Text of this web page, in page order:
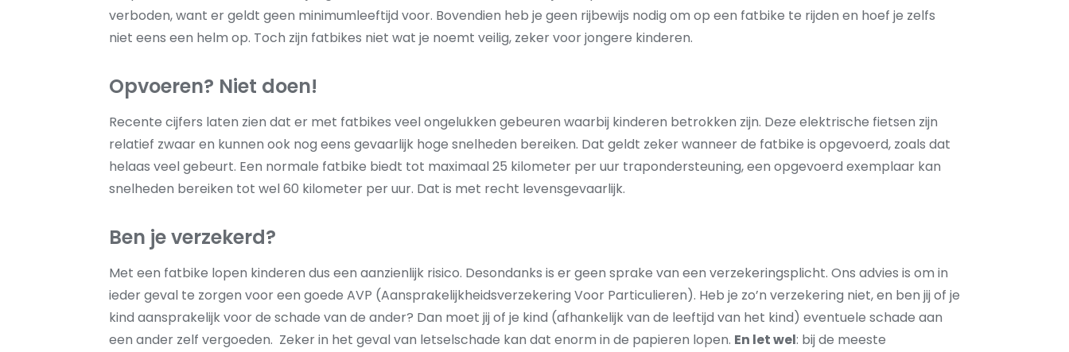
verboden, want er geldt geen minimumleeftijd voor. Bovendien heb je geen rijbewijs nodig om op een fatbike te rijden en hoef je zelfs
niet eens een helm op. Toch zijn fatbikes niet wat je noemt veilig, zeker voor jongere kinderen.
Opvoeren? Niet doen!
Recente cijfers laten zien dat er met fatbikes veel ongelukken gebeuren waarbij kinderen betrokken zijn. Deze elektrische fietsen zijn
relatief zwaar en kunnen ook nog eens gevaarlijk hoge snelheden bereiken. Dat geldt zeker wanneer de fatbike is opgevoerd, zoals dat
helaas veel gebeurt. Een normale fatbike biedt tot maximaal 25 kilometer per uur trapondersteuning, een opgevoerd exemplaar kan
snelheden bereiken tot wel 60 kilometer per uur. Dat is met recht levensgevaarlijk.
Ben je verzekerd?
Met een fatbike lopen kinderen dus een aanzienlijk risico. Desondanks is er geen sprake van een verzekeringsplicht. Ons advies is om in
ieder geval te zorgen voor een goede AVP (Aansprakelijkheidsverzekering Voor Particulieren). Heb je zo’n verzekering niet, en ben jij of je
kind aansprakelijk voor de schade van de ander? Dan moet jij of je kind (afhankelijk van de leeftijd van het kind) eventuele schade aan
een ander zelf vergoeden. Zeker in het geval van letselschade kan dat enorm in de papieren lopen. En let wel: bij de meeste